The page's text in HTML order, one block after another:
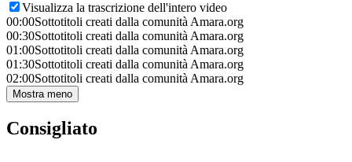
Visualizza la trascrizione dell'intero video
00:00Sottotitoli creati dalla comunità Amara.org
00:30Sottotitoli creati dalla comunità Amara.org
01:00Sottotitoli creati dalla comunità Amara.org
01:30Sottotitoli creati dalla comunità Amara.org
02:00Sottotitoli creati dalla comunità Amara.org
Mostra meno
Consigliato